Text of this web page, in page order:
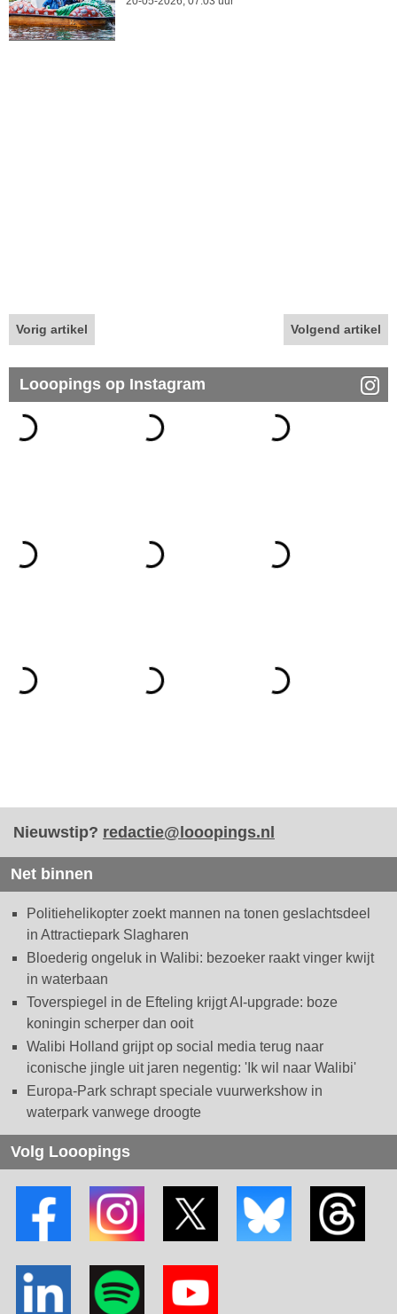
Vorig artikel Volgend artikel
Looopings op Instagram
Nieuwstip? redactie@looopings.nl
Net binnen
Politiehelikopter zoekt mannen na tonen geslachtsdeel
in Attractiepark Slagharen
Bloederig ongeluk in Walibi: bezoeker raakt vinger kwijt
in waterbaan
Toverspiegel in de Efteling krijgt AI-upgrade: boze
koningin scherper dan ooit
Walibi Holland grijpt op social media terug naar
iconische jingle uit jaren negentig: 'Ik wil naar Walibi'
Europa-Park schrapt speciale vuurwerkshow in
waterpark vanwege droogte
Volg Looopings